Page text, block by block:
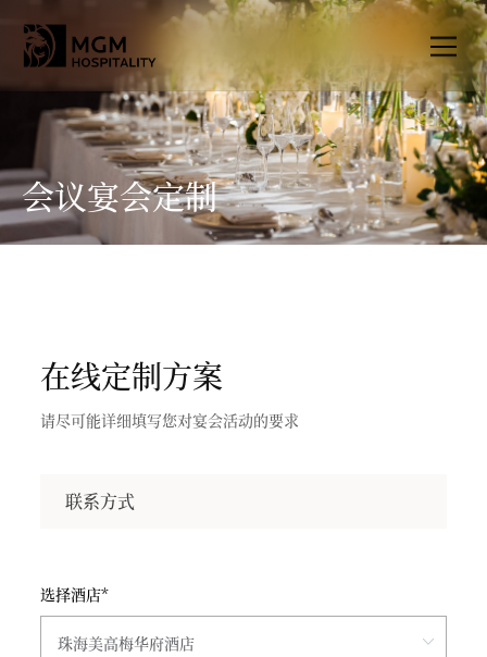
会议宴会定制
在线定制方案
请尽可能详细填写您对宴会活动的要求
联系方式
选择酒店*